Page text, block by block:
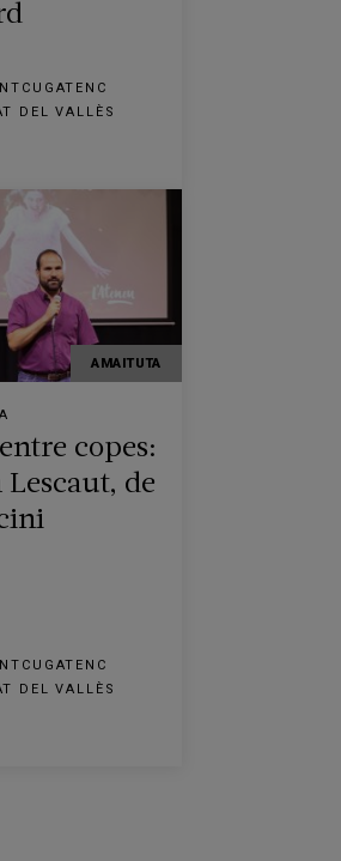
DEL VALLÈS
AMAITUTA
copes:
de
DEL VALLÈS